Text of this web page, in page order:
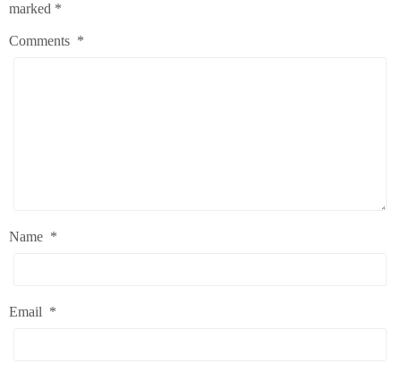
marked *
Comments *
Name *
Email *